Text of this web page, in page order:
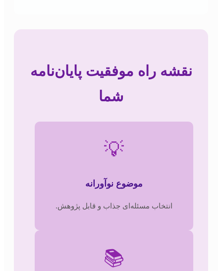
نقشه راه موفقیت پایان‌نامه
شما
💡
موضوع نوآورانه
انتخاب مسئله‌ای جذاب و قابل پژوهش.
📚